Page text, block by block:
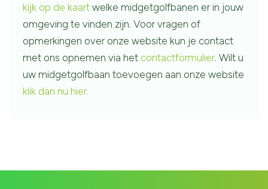
kijk op de kaart welke midgetgolfbanen er in jouw
omgeving te vinden zijn. Voor vragen of
opmerkingen over onze website kun je contact
met ons opnemen via het contactformulier. Wilt u
uw midgetgolfbaan toevoegen aan onze website
klik dan nu hier.